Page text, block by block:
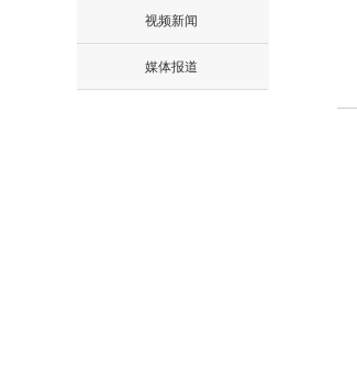
视频新闻
媒体报道